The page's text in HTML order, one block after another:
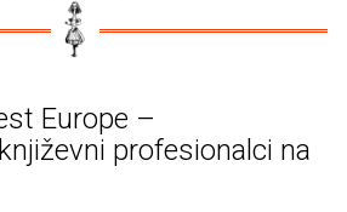
Europe –
profesionalci na